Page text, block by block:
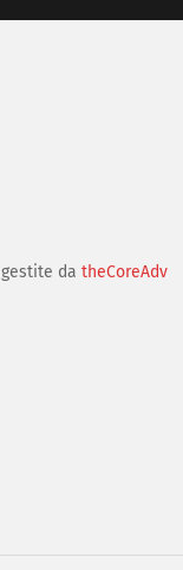
da theCoreAdv